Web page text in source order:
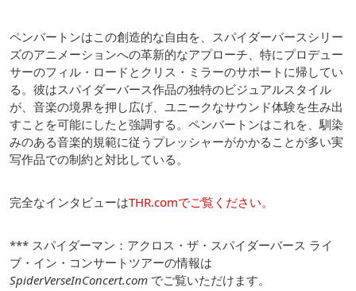
ペンバートンはこの創造的な自由を、スパイダーバースシリー
ズのアニメーションへの革新的なアプローチ、特にプロデュー
サーのフィル・ロードとクリス・ミラーのサポートに帰してい
る。彼はスパイダーバース作品の独特のビジュアルスタイル
が、音楽の境界を押し広げ、ユニークなサウンド体験を生み出
すことを可能にしたと強調する。ペンバートンはこれを、馴染
みのある音楽的規範に従うプレッシャーがかかることが多い実
写作品での制約と対比している。
完全なインタビューはTHR.comでご覧ください。
*** スパイダーマン：アクロス・ザ・スパイダーバース ライ
ブ・イン・コンサートツアーの情報は
SpiderVerseInConcert.com でご覧いただけます。